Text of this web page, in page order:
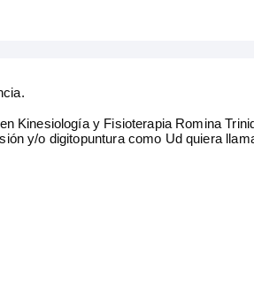
Kinesiología y Fisioterapia Romina
y/o digitopuntura como Ud quiera